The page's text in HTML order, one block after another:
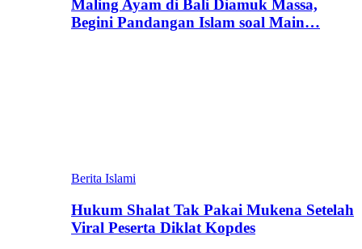
Maling Ayam di Bali Diamuk Massa,
Begini Pandangan Islam soal Main…
Berita Islami
Hukum Shalat Tak Pakai Mukena Setelah
Viral Peserta Diklat Kopdes